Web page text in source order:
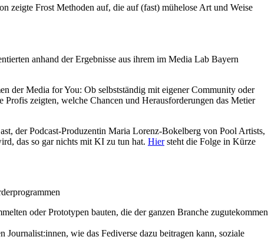
zeigte Frost Methoden auf, die auf (fast) mühelose Art und Weise
anhand der Ergebnisse aus ihrem im Media Lab Bayern
der Media for You: Ob selbstständig mit eigener Community oder
zeigten, welche Chancen und Herausforderungen das Metier
der Podcast-Produzentin Maria Lorenz-Bokelberg von Pool Artists,
das so gar nichts mit KI zu tun hat. Hiersteht die Folge in Kürze
oder Prototypen bauten, die der ganzen Branche zugutekommen
wie das Fediverse dazu beitragen kann, soziale